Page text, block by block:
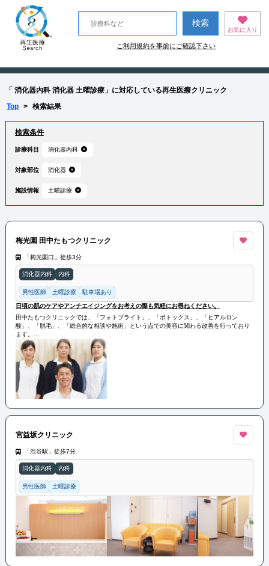
お気に入り
ご利用規約を事前にご確認下さい
「 消化器内科 消化器 土曜診療」に対応している再生医療クリニック
Top > 検索結果
検索条件
診療科目 消化器内科
対象部位 消化器
施設情報 土曜診療
梅光園 田中たもつクリニック
「梅光園口」徒歩3分
消化器内科 内科
男性医師 土曜診療 駐車場あり
日頃の肌のケアやアンチエイジングをお考えの際も気軽にお尋ねください。
田中たもつクリニックでは、「フォトブライト」、「ボトックス」、「ヒアルロン
酸」、「脱毛」、「総合的な相談や施術」という点での美容に関わる改善を行っており
ます。
日頃の肌のケアやアンチエイジングをお考えの際も気軽にお尋ねください。
アトピーの方や各種アレルギー体質、ケロイド体質の方や過度な日焼けをされている方
はお受けできない場合があります。
事前にしっかりと診察・チェックしてご案内させていただきます。
宮益坂クリニック
「渋谷駅」徒歩7分
消化器内科 内科
男性医師 土曜診療